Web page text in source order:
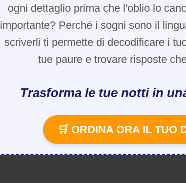
ogni dettaglio prima che l'oblio lo
importante? Perché i sogni sono il
scriverli ti permette di decodificare i
tue paure e trovare risposte
Trasforma le tue notti in
🛒 ORDINA ORA IL TUO